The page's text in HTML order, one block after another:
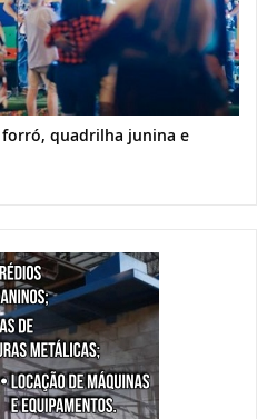
quadrilha junina e